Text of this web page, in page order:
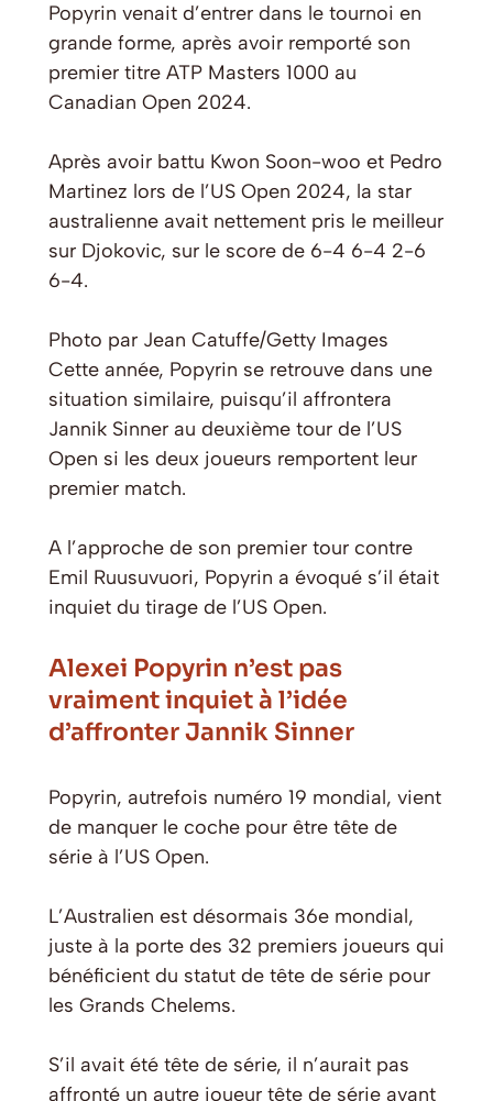
Popyrin venait d’entrer dans le tournoi en
grande forme, après avoir remporté son
premier titre ATP Masters 1000 au
Canadian Open 2024.
Après avoir battu Kwon Soon-woo et Pedro
Martinez lors de l’US Open 2024, la star
australienne avait nettement pris le meilleur
sur Djokovic, sur le score de 6-4 6-4 2-6
6-4.
Photo par Jean Catuffe/Getty Images
Cette année, Popyrin se retrouve dans une
situation similaire, puisqu’il affrontera
Jannik Sinner au deuxième tour de l’US
Open si les deux joueurs remportent leur
premier match.
A l’approche de son premier tour contre
Emil Ruusuvuori, Popyrin a évoqué s’il était
inquiet du tirage de l’US Open.
Alexei Popyrin n’est pas
vraiment inquiet à l’idée
d’affronter Jannik Sinner
Popyrin, autrefois numéro 19 mondial, vient
de manquer le coche pour être tête de
série à l’US Open.
L’Australien est désormais 36e mondial,
juste à la porte des 32 premiers joueurs qui
bénéficient du statut de tête de série pour
les Grands Chelems.
S’il avait été tête de série, il n’aurait pas
affronté un autre joueur tête de série avant